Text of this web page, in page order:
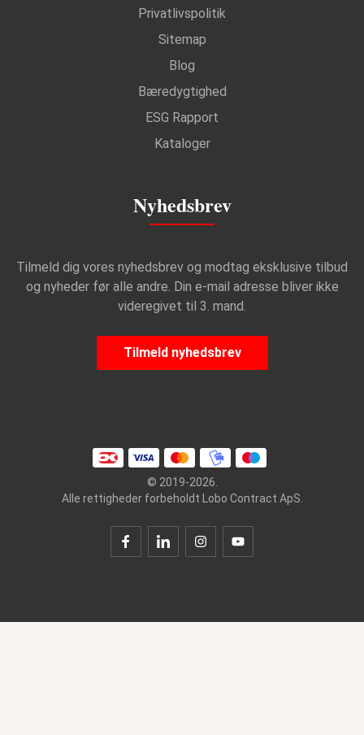
Privatlivspolitik
Sitemap
Blog
Bæredygtighed
ESG Rapport
Kataloger
Nyhedsbrev
Tilmeld dig vores nyhedsbrev og modtag eksklusive tilbud
og nyheder før alle andre. Din e-mail adresse bliver ikke
videregivet til 3. mand.
Tilmeld nyhedsbrev
© 2019-2026.
Alle rettigheder forbeholdt Lobo Contract ApS.